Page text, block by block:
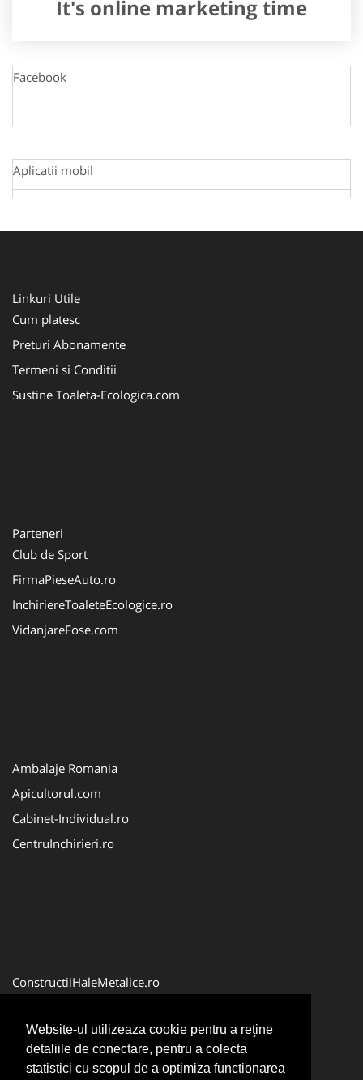
Website-ul utilizeaza cookie pentru a reţine
detaliile de conectare, pentru a colecta
statistici cu scopul de a optimiza functionarea
It's online marketing time
Facebook
Aplicatii mobil
Linkuri Utile
Cum platesc
Preturi Abonamente
Termeni si Conditii
Sustine Toaleta-Ecologica.com
Parteneri
Club de Sport
FirmaPieseAuto.ro
InchiriereToaleteEcologice.ro
VidanjareFose.com
Ambalaje Romania
Apicultorul.com
Cabinet-Individual.ro
CentruInchirieri.ro
ConstructiiHaleMetalice.ro
InstructorScoalaAuto.ro
SalonFrizerieCanina.com